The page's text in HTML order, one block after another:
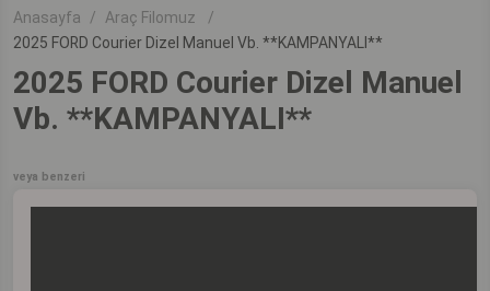
Anasayfa
Araç Filomuz
2025 FORD Courier Dizel Manuel Vb. **KAMPANYALI**
2025 FORD Courier Dizel Manuel
Vb. **KAMPANYALI**
veya benzeri